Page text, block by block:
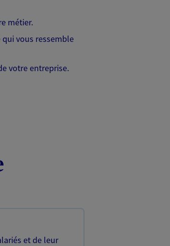
métier.
vous ressemble
votre entreprise.
et de leur